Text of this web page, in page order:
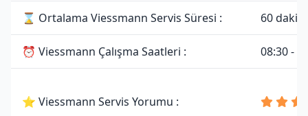
⌛ Ortalama Viessmann Servis Süresi : 60
⏰ Viessmann Çalışma Saatleri : 08:30 -
⭐ Viessmann Servis Yorumu :